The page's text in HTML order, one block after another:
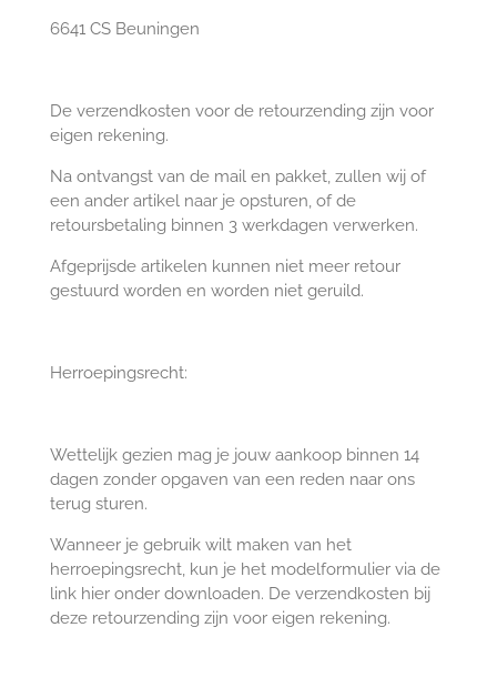
6641 CS Beuningen
De verzendkosten voor de retourzending zijn voor
eigen rekening.
Na ontvangst van de mail en pakket, zullen wij of
een ander artikel naar je opsturen, of de
retoursbetaling binnen 3 werkdagen verwerken.
Afgeprijsde artikelen kunnen niet meer retour
gestuurd worden en worden niet geruild.
Herroepingsrecht:
Wettelijk gezien mag je jouw aankoop binnen 14
dagen zonder opgaven van een reden naar ons
terug sturen.
Wanneer je gebruik wilt maken van het
herroepingsrecht, kun je het modelformulier via de
link hier onder downloaden. De verzendkosten bij
deze retourzending zijn voor eigen rekening.